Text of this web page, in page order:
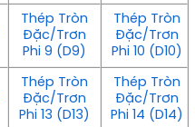
Thép Tròn
Đặc/Trơn
Phi 9 (D9)
Thép Tròn
Đặc/Trơn
Phi 10 (D10)
Thép Tròn
Đặc/Trơn
Phi 13 (D13)
Thép Tròn
Đặc/Trơn
Phi 14 (D14)